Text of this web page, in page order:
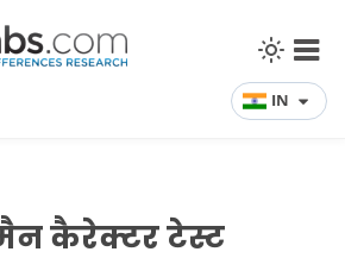
IN
कैरेक्टर टेस्ट